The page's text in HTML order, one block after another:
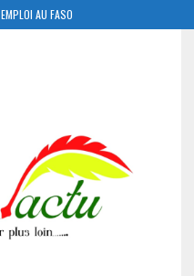
EMPLOI AU FASO